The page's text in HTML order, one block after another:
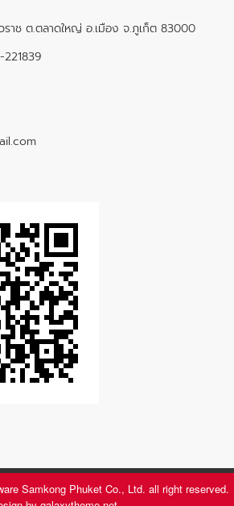
ราช ต.ตลาดใหญ่ อ.เมือง จ.ภูเก็ต 83000
Samkong Phuket Co., Ltd. all right reserved.